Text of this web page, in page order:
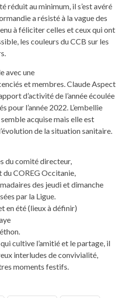
réduit au minimum, il s’est avéré
a résisté à la vague des
à féliciter celles et ceux qui ont
les couleurs du CCB sur les
avec une
et membres. Claude Aspect
d’activité de l’année écoulée
pour l’année 2022. L’embellie
acquise mais elle est
de la situation sanitaire.
du comité directeur,
du COREG Occitanie,
des jeudi et dimanche
par la Ligue.
en été (lieux à définir)
cultive l’amitié et le partage, il
interludes de convivialité,
moments festifs.